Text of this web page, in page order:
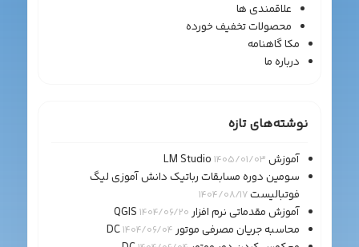
علاقمندی ها
محصولات تخفیف خورده
مکا گاهنامه
درباره ما
نوشته‌های تازه
آموزش LM Studio 1405/01/03
سومین دوره مسابقات رباتیک دانش آموزی لیگ
فوتبالیست1404/08/17
آموزش مقدماتی نرم افزار QGIS1404/06/20
محاسبه جریان مصرفی موتور DC1404/06/04